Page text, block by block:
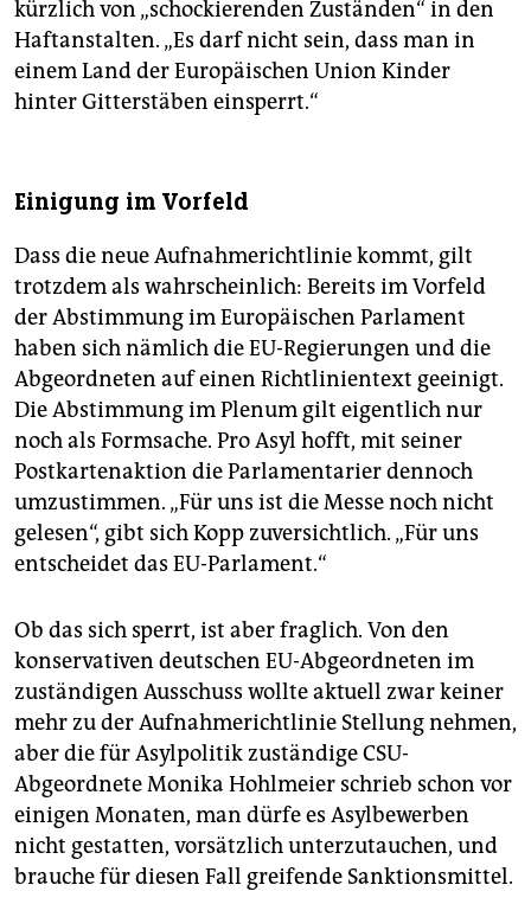
kürzlich von „schockierenden Zuständen“ in den
Haftanstalten. „Es darf nicht sein, dass man in
einem Land der Europäischen Union Kinder
hinter Gitterstäben einsperrt.“
Einigung im Vorfeld
Dass die neue Aufnahmerichtlinie kommt, gilt
trotzdem als wahrscheinlich: Bereits im Vorfeld
der Abstimmung im Europäischen Parlament
haben sich nämlich die EU-Regierungen und die
Abgeordneten auf einen Richtlinientext geeinigt.
Die Abstimmung im Plenum gilt eigentlich nur
noch als Formsache. Pro Asyl hofft, mit seiner
Postkartenaktion die Parlamentarier dennoch
umzustimmen. „Für uns ist die Messe noch nicht
gelesen“, gibt sich Kopp zuversichtlich. „Für uns
entscheidet das EU-Parlament.“
Ob das sich sperrt, ist aber fraglich. Von den
konservativen deutschen EU-Abgeordneten im
zuständigen Ausschuss wollte aktuell zwar keiner
mehr zu der Aufnahmerichtlinie Stellung nehmen,
aber die für Asylpolitik zuständige CSU-
Abgeordnete Monika Hohlmeier schrieb schon vor
einigen Monaten, man dürfe es Asylbewerben
nicht gestatten, vorsätzlich unterzutauchen, und
brauche für diesen Fall greifende Sanktionsmittel.